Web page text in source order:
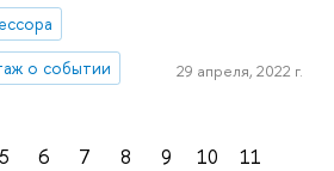
о событии 29 апреля, 2022 г.
5 6 7 8 9 10
11